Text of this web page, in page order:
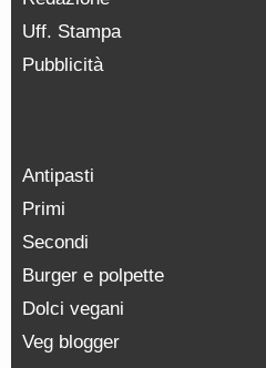
Uff. Stampa
Pubblicità
Antipasti
Primi
Secondi
Burger e polpette
Dolci vegani
Veg blogger